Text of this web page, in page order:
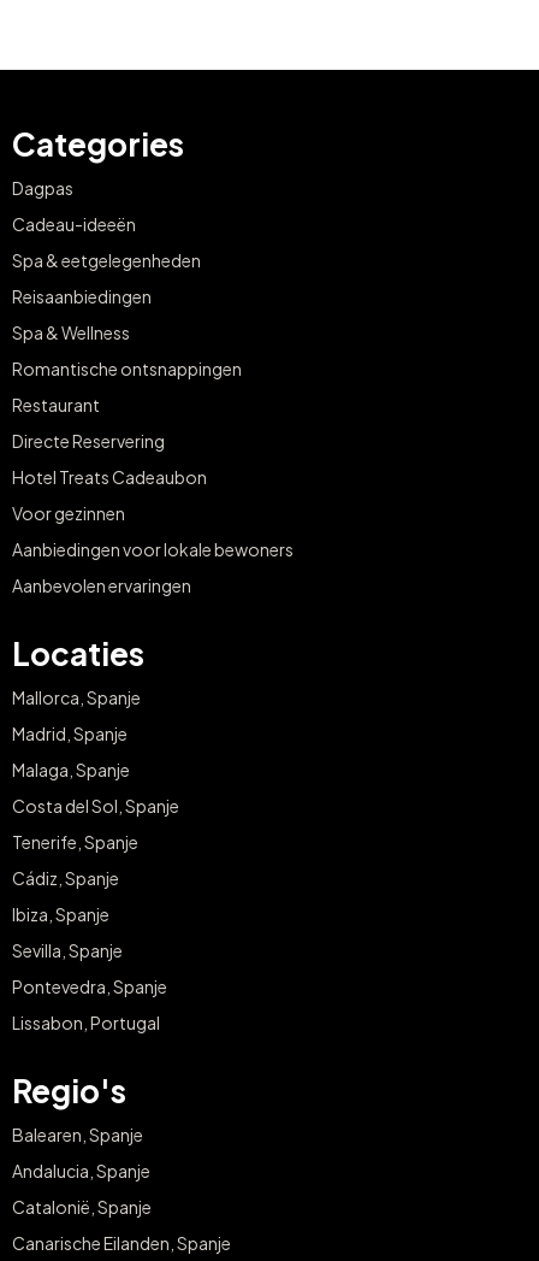
Categories
Dagpas
Cadeau-ideeën
Spa & eetgelegenheden
Reisaanbiedingen
Spa & Wellness
Romantische ontsnappingen
Restaurant
Directe Reservering
Hotel Treats Cadeaubon
Voor gezinnen
Aanbiedingen voor lokale bewoners
Aanbevolen ervaringen
Locaties
Mallorca, Spanje
Madrid, Spanje
Malaga, Spanje
Costa del Sol, Spanje
Tenerife, Spanje
Cádiz, Spanje
Ibiza, Spanje
Sevilla, Spanje
Pontevedra, Spanje
Lissabon, Portugal
Regio's
Balearen, Spanje
Andalucia, Spanje
Catalonië, Spanje
Canarische Eilanden, Spanje